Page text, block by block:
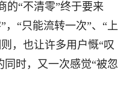
“不清零”终于要来
，“只能流转一次”、“上
，也让许多用户慨“叹
同时，又一次感觉“被忽